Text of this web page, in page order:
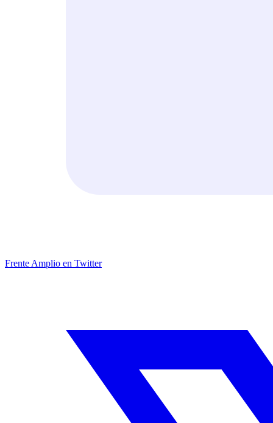
Frente Amplio en Twitter